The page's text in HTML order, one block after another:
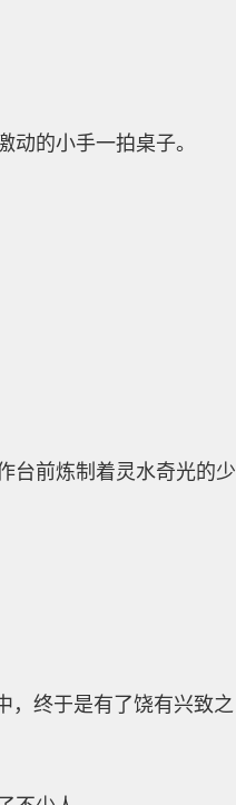
的小手一拍桌子。
台前炼制着灵水奇光的少
，终于是有了饶有兴致之